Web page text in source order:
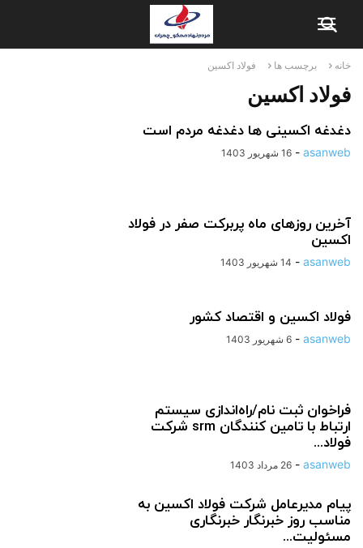
خانه برچسب ها فولاد اکسین
فولاد اکسین
دغدغه اکسینی ها دغدغه مردم است
asanweb
- 16 شهریور 1403
آخرین روزهای ماه پربرکت صفر در فولاد
اکسین
asanweb
- 14 شهریور 1403
فولاد اکسین و اقتصاد کشور
asanweb
- 6 شهریور 1403
فراخوان ثبت نام/راه‌اندازی سیستم
ارتباط با تامین کنندگان srm شرکت
فولاد...
asanweb
- 26 مرداد 1403
پیام مدیرعامل شرکت فولاد اکسین به
مناسب روز خبرنگار خبرنگاری
مسئولیت...